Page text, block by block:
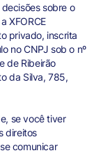
sobre o
XFORCE
privado, inscrita
no CNPJ sob o nº
de Ribeirão
da Silva, 785,
se você tiver
direitos
comunicar